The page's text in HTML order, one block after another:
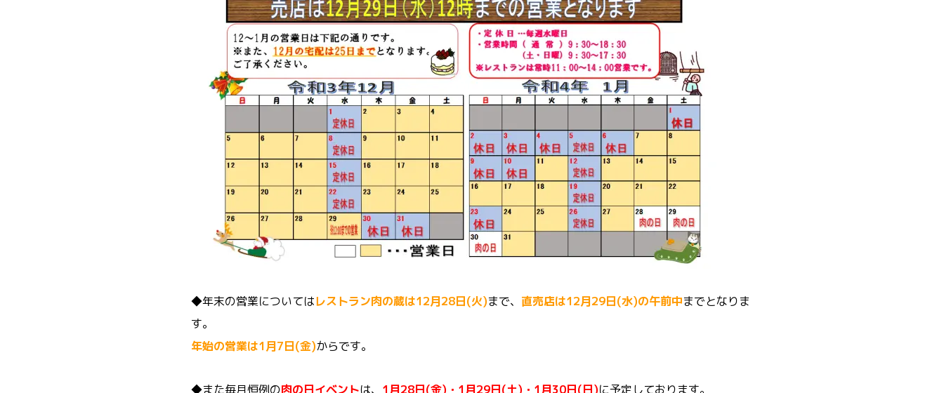
◆年末の営業についてはレストラン肉の蔵は12月28日(火)まで、 直売店は12月29日(水)の午前中までとなりま
す。
年始の営業は1月7日(金)からです。
◆また毎月恒例の肉の日イベントは、 1月28日(金)・1月29日(土)・1月30日(日)に予定しております。